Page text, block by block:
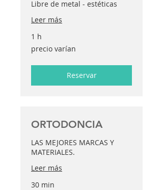
Libre de metal - estéticas
Leer más
1 h
varían
precio varían
Reservar
ORTODONCIA
LAS MEJORES MARCAS Y
MATERIALES.
Leer más
30 min